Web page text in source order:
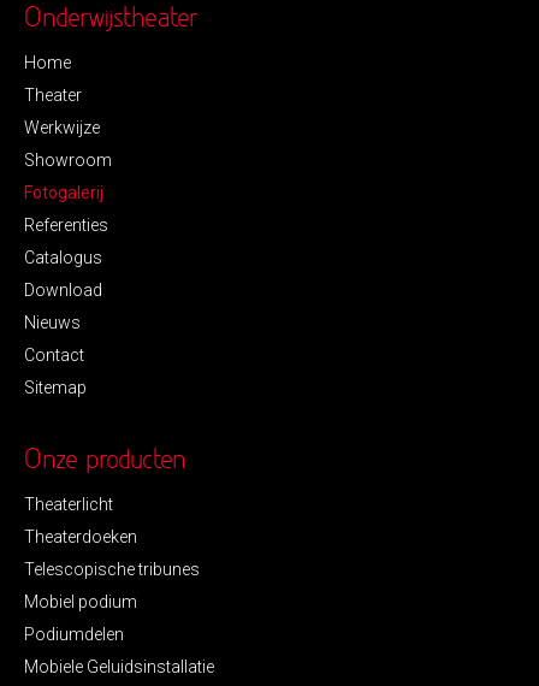
Onderwijstheater
Home
Theater
Werkwijze
Showroom
Fotogalerij
Referenties
Catalogus
Download
Nieuws
Contact
Sitemap
Onze producten
Theaterlicht
Theaterdoeken
Telescopische tribunes
Mobiel podium
Podiumdelen
Mobiele Geluidsinstallatie